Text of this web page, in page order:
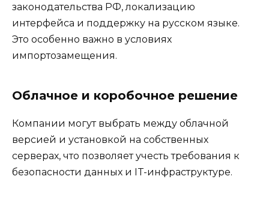
законодательства РФ, локализацию
интерфейса и поддержку на русском языке.
Это особенно важно в условиях
импортозамещения.
Облачное и коробочное решение
Компании могут выбрать между облачной
версией и установкой на собственных
серверах, что позволяет учесть требования к
безопасности данных и IT-инфраструктуре.